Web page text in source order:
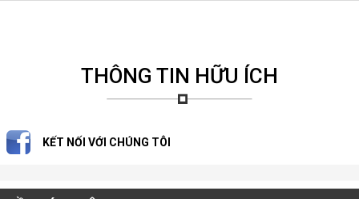
THÔNG TIN HỮU ÍCH
KẾT NỐI VỚI CHÚNG TÔI